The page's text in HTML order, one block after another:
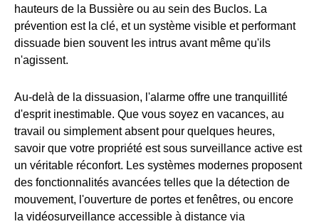
hauteurs de la Bussière ou au sein des Buclos. La
prévention est la clé, et un système visible et performant
dissuade bien souvent les intrus avant même qu'ils
n'agissent.
Au-delà de la dissuasion, l'alarme offre une tranquillité
d'esprit inestimable. Que vous soyez en vacances, au
travail ou simplement absent pour quelques heures,
savoir que votre propriété est sous surveillance active est
un véritable réconfort. Les systèmes modernes proposent
des fonctionnalités avancées telles que la détection de
mouvement, l'ouverture de portes et fenêtres, ou encore
la vidéosurveillance accessible à distance via